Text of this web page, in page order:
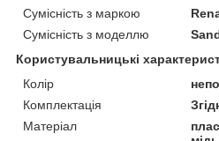
Сумісність з маркою
Сумісність з моделлю
Користувальницькі
Колір
Комплектація
Матеріал